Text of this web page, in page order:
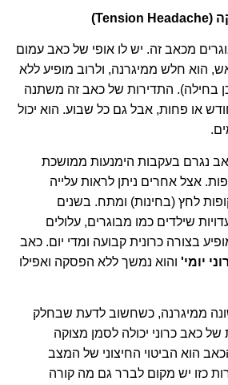
מכאב זה. יש לו אופי של כאב עמום
חלש ממיגרנה, ולרוב מופיע ללא
בחילה). התדירות של כאב זה משתנה
או פחות, אבל גם כל שבוע. הוא יכול
בעקבות הימנעות ממושכת
אצל אחרים ניתן לראות עלייה
לחץ (בחינות) ומתח. בשנים
שילדים כמו מבוגרים, עלולים
בצורה כרונית קבועה ומדי יום. כאב
והוא נמשך ללא הפסקה ואפילו
ממיגרנה, כשחשוב לדעת שבחלק
כרוני יכולה לסמן מצוקה
הוא הביטוי החיצוני של המצב
כזו יש מקום לברר גם מה קורה